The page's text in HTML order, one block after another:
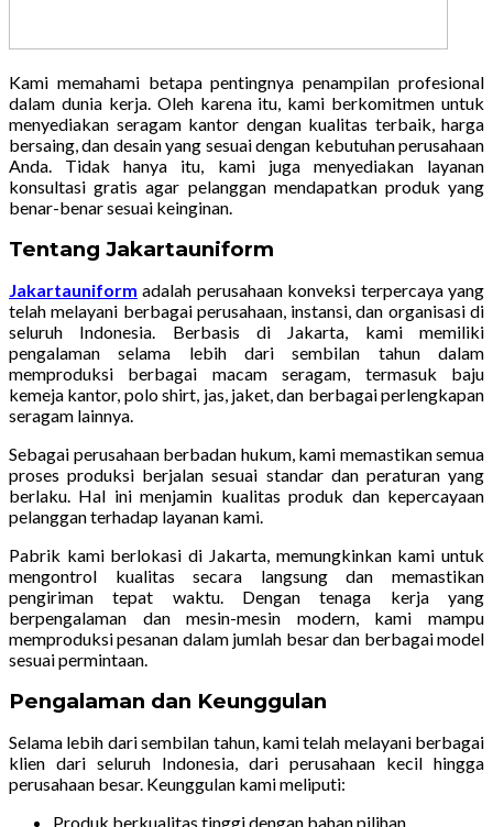
Kami memahami betapa pentingnya penampilan profesional
dalam dunia kerja. Oleh karena itu, kami berkomitmen untuk
menyediakan seragam kantor dengan kualitas terbaik, harga
bersaing, dan desain yang sesuai dengan kebutuhan perusahaan
Anda. Tidak hanya itu, kami juga menyediakan layanan
konsultasi gratis agar pelanggan mendapatkan produk yang
benar-benar sesuai keinginan.
Tentang Jakartauniform
Jakartauniform adalah perusahaan konveksi terpercaya yang
telah melayani berbagai perusahaan, instansi, dan organisasi di
seluruh Indonesia. Berbasis di Jakarta, kami memiliki
pengalaman selama lebih dari sembilan tahun dalam
memproduksi berbagai macam seragam, termasuk baju
kemeja kantor, polo shirt, jas, jaket, dan berbagai perlengkapan
seragam lainnya.
Sebagai perusahaan berbadan hukum, kami memastikan semua
proses produksi berjalan sesuai standar dan peraturan yang
berlaku. Hal ini menjamin kualitas produk dan kepercayaan
pelanggan terhadap layanan kami.
Pabrik kami berlokasi di Jakarta, memungkinkan kami untuk
mengontrol kualitas secara langsung dan memastikan
pengiriman tepat waktu. Dengan tenaga kerja yang
berpengalaman dan mesin-mesin modern, kami mampu
memproduksi pesanan dalam jumlah besar dan berbagai model
sesuai permintaan.
Pengalaman dan Keunggulan
Selama lebih dari sembilan tahun, kami telah melayani berbagai
klien dari seluruh Indonesia, dari perusahaan kecil hingga
perusahaan besar. Keunggulan kami meliputi:
Produk berkualitas tinggi dengan bahan pilihan